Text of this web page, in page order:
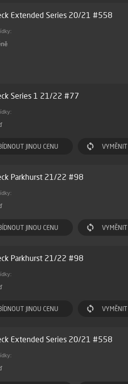
Extended Series 20/21 #558
Series 1 21/22 #77
JINOU CENU VYMĚNIT
Parkhurst 21/22 #98
JINOU CENU VYMĚNIT
Parkhurst 21/22 #98
JINOU CENU VYMĚNIT
Extended Series 20/21 #558